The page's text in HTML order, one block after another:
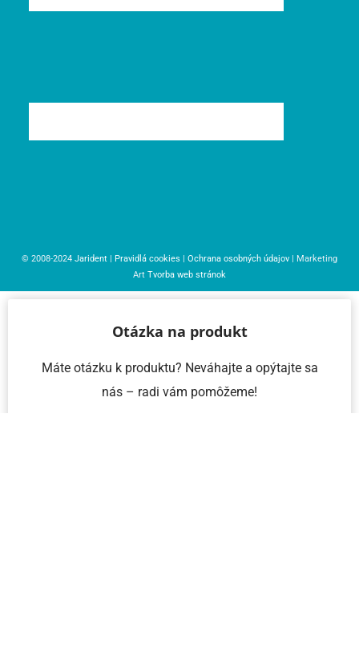
© 2008-2024 Jarident Pravidlá cookies Ochrana osobných údajov | Marketing
Art Tvorba web stránok
Otázka na produkt
Máte otázku k produktu? Neváhajte a opýtajte sa
nás – radi vám pomôžeme!